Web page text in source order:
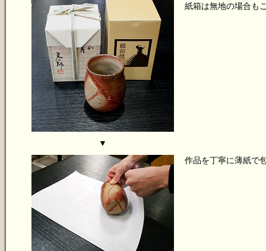
紙箱は無地の場合も
▼
作品を丁寧に薄紙で